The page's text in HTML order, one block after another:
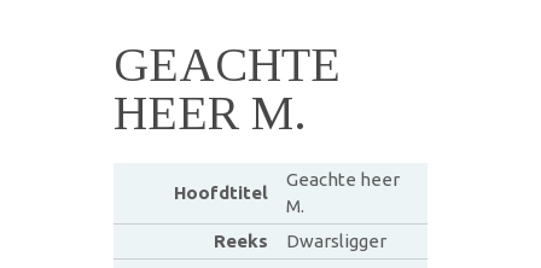
GEACHTE
HEER M.
Hoofdtitel
Geachte heer
M.
Reeks
Dwarsligger